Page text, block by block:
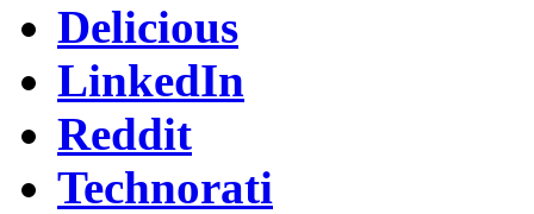
Delicious
LinkedIn
Reddit
Technorati